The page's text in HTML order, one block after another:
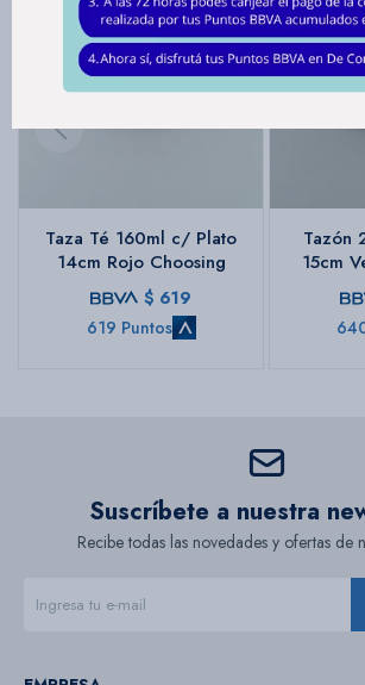
Taza Té 160ml c/ Plato
14cm Rojo Choosing
$ 619
619 Puntos
Tazón
15cm
Suscríbete a nuestra
Recibe todas las novedades y ofertas de